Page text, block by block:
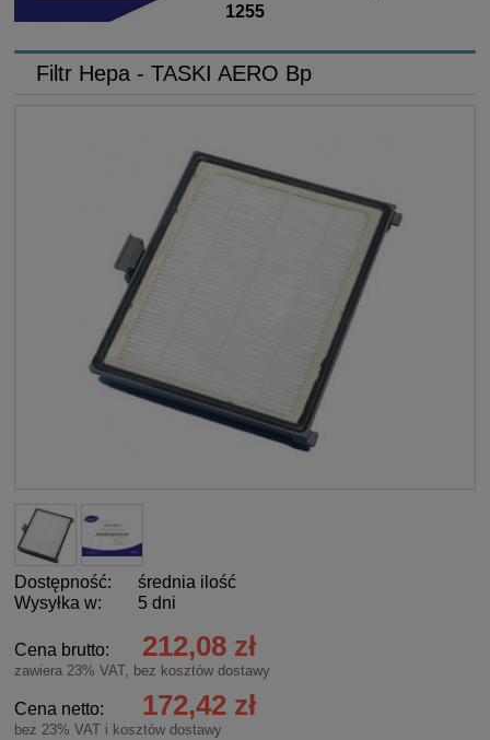
1255
Filtr Hepa - TASKI AERO Bp
Dostępność:
średnia ilość
Wysyłka w:
5 dni
Cena brutto: 212,08 zł
zawiera 23% VAT, bez kosztów dostawy
Cena netto: 172,42 zł
bez 23% VAT i kosztów dostawy